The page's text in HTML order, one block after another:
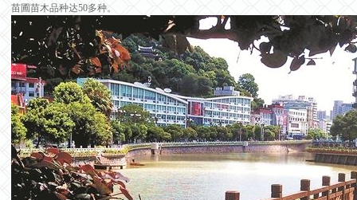
苗圃苗木品种达50多种。